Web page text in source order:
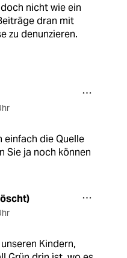
nicht wie ein
dran mit
zu denunzieren.
einfach die Quelle
Sie ja noch können
Kindern,